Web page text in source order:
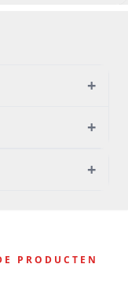
+
+
+
PRODUCTEN